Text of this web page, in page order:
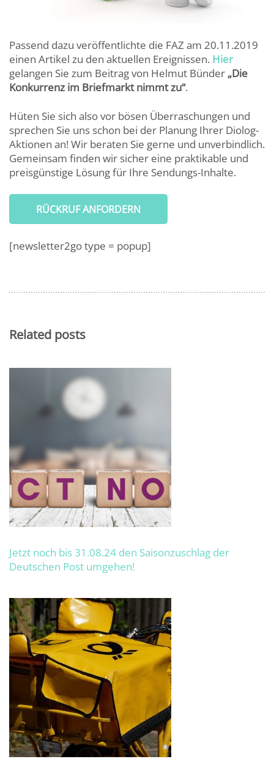
Passend dazu veröffentlichte die FAZ am 20.11.2019
einen Artikel zu den aktuellen Ereignissen. Hier
gelangen Sie zum Beitrag von Helmut Bünder „Die
Konkurrenz im Briefmarkt nimmt zu“.
Hüten Sie sich also vor bösen Überraschungen und
sprechen Sie uns schon bei der Planung Ihrer Diolog-
Aktionen an! Wir beraten Sie gerne und unverbindlich.
Gemeinsam finden wir sicher eine praktikable und
preisgünstige Lösung für Ihre Sendungs-Inhalte.
RÜCKRUF ANFORDERN
[newsletter2go type = popup]
Related posts
Jetzt noch bis 31.08.24 den Saisonzuschlag der
Deutschen Post umgehen!